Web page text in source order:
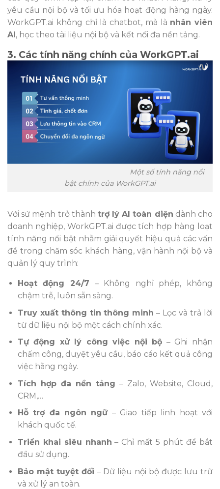
yêu cầu nội bộ và tối ưu hóa hoạt động hàng ngày.
WorkGPT.ai không chỉ là chatbot, mà là nhân viên
AI, học theo tài liệu nội bộ và kết nối đa nền tảng.
3. Các tính năng chính của WorkGPT.ai
Một số tính năng nổi
bật chính của WorkGPT.ai
Với sứ mệnh trở thành trợ lý AI toàn diện dành cho
doanh nghiệp, WorkGPT.ai được tích hợp hàng loạt
tính năng nổi bật nhằm giải quyết hiệu quả các vấn
đề trong chăm sóc khách hàng, vận hành nội bộ và
quản lý quy trình:
Hoạt động 24/7 – Không nghỉ phép, không
chậm trễ, luôn sẵn sàng.
Truy xuất thông tin thông minh – Lọc và trả lời
từ dữ liệu nội bộ một cách chính xác.
Tự động xử lý công việc nội bộ – Ghi nhận
chấm công, duyệt yêu cầu, báo cáo kết quả công
việc hằng ngày.
Tích hợp đa nền tảng – Zalo, Website, Cloud,
CRM,…
Hỗ trợ đa ngôn ngữ– Giao tiếp linh hoạt với
khách quốc tế.
Triển khai siêu nhanh – Chỉ mất 5 phút để bắt
đầu sử dụng.
Bảo mật tuyệt đối – Dữ liệu nội bộ được lưu trữ
và xử lý an toàn.